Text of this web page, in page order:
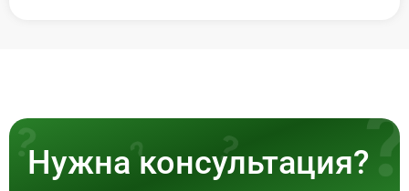
Нужна консультация?